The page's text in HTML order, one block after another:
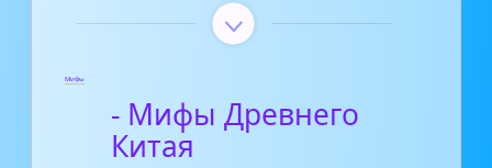
Мифы
- Мифы Древнего
Китая